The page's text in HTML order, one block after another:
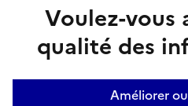
Voulez-vous
qualité des
Améliorer